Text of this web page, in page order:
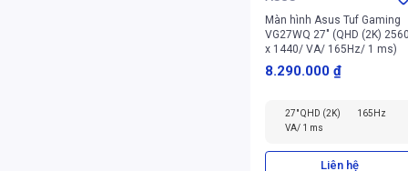
Màn hình Asus Tuf Gaming
VG27WQ 27" (QHD (2K)
x 1440/ VA/ 165Hz/ 1 ms)
8.290.000 ₫
27" QHD (2K)
165Hz
VA/ 1 ms
Liên hệ